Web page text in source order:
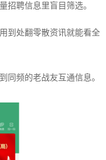
招聘信息里盲目筛选。
到处翻零散资讯就能看全
同频的老战友互通信息。